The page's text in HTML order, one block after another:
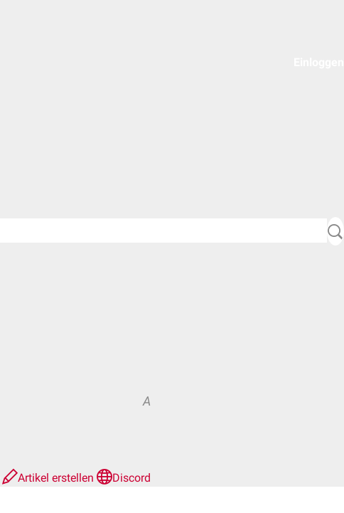
A
Artikel erstellen Discord